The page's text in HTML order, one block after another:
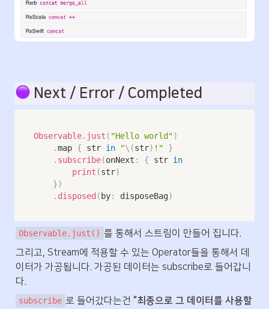
Next / Error / Completed
Observable. just ( "Hello world")
.map { str in "\(str) !"
}
. subscribe(onNext : { str in
print (str)
})
. disposed ( by: disposeBag)
Observable.just() 를 통해서 스트림이 만들어 집니다.
그리고, Stream에 적용할 수 있는 Operator들을 통해서 데
이터가 가공됩니다. 가공된 데이터는 subscribe로 들어갑니
다.
subscribe 로 들어갔다는건 “최종으로 그 데이터를 사용할